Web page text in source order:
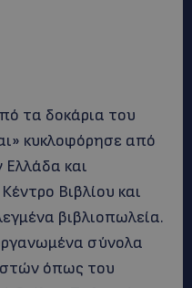
τα δοκάρια του
κυκλοφόρησε από
Ελλάδα και
Βιβλίου και
βιβλιοπωλεία.
σύνολα
όπως του